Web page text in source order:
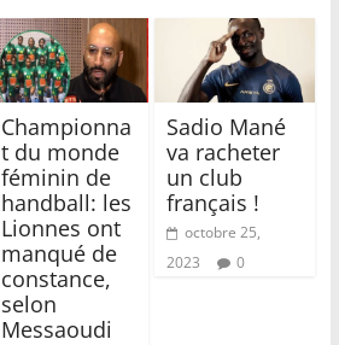
Championna
t du monde
féminin de
handball: les
Lionnes ont
manqué de
constance,
selon
Messaoudi
Sadio Mané
va racheter
un club
français !
octobre 25,
2023
0